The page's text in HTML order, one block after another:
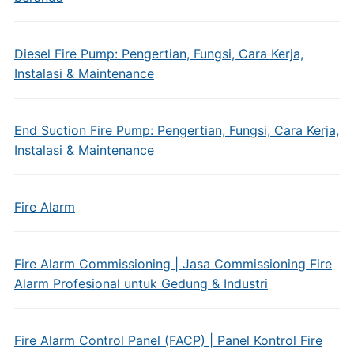
Diesel Fire Pump: Pengertian, Fungsi, Cara Kerja,
Instalasi & Maintenance
End Suction Fire Pump: Pengertian, Fungsi, Cara Kerja,
Instalasi & Maintenance
Fire Alarm
Fire Alarm Commissioning | Jasa Commissioning Fire
Alarm Profesional untuk Gedung & Industri
Fire Alarm Control Panel (FACP) | Panel Kontrol Fire